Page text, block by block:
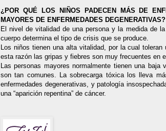
¿POR QUÉ LOS NIÑOS PADECEN MÁS DE
MAYORES DE ENFERMEDADES DEGENERATIVAS?
El nivel de vitalidad de una persona y la medida de
cuerpo determina el tipo de crisis que se produce.
Los niños tienen una alta vitalidad, por la cual
esta razón las gripas y fiebres son muy frecuentes en
Las personas mayores normalmente tienen una
son tan comunes. La sobrecarga tóxica los lleva
enfermedades degenerativas, y patología
una “aparición repentina” de cáncer.